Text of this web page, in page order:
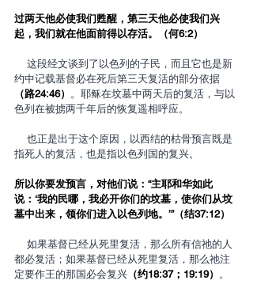
过两天他必使我们甦醒，第三天他必使我们兴
起，我们就在他面前得以存活。（何6:2）
约中记载基督必在死后第三天复活的部分依据
（路24:46） 。耶稣在坟墓中两天后的复活，与以
色列在被掳两千年后的恢复遥相呼应。
指死人的复活，也是指以色列国的复兴。
所以你要发预言，对他们说：“主耶和华如此
说：‘我的民哪，我必开你们的坟墓，使你们从坟
墓中出来，领你们进入以色列地。’”（结37:12）
都必复活；如果基督已经从死里复活，那么祂注
定要作王的那国必会复兴 （约18:37；19:19） 。